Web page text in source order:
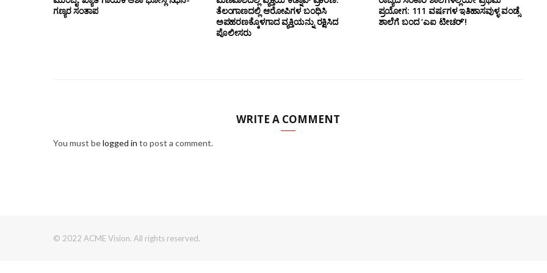
ಗಣ್ಯರ ಸಂತಾಪ
ತೆಲಂಗಾಣದಲ್ಲಿ ಆರೋಪಿಗಳ ಬಂಧಿಸಿ
ಅಪಹರಣಕ್ಕೊಳಗಾದ ವ್ಯಕ್ತಿಯನ್ನು ರಕ್ಷಿಸಿದ
ಪೊಲೀಸರು
ಪ್ರಯೋಗ‌: 111 ವರ್ಷಗಳ ಇತಿಹಾಸವುಳ್ಳ ವಂಡ್ಸೆ
ಶಾಲೆಗೆ ಬಂದ ‘ಎಐ ಟೀಚರ್’!
WRITE A COMMENT
You must belogged in to post a comment.
© 2022 ACME Vision. All rights reserved.